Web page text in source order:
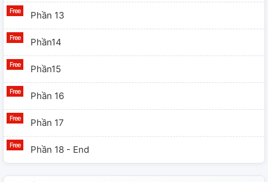
Phần 13
Phần14
Phần15
Phần 16
Phần 17
Phần 18 - End